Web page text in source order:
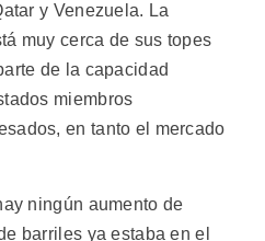
y Venezuela. La
muy cerca de sus topes
de la capacidad
miembros
en tanto el mercado
ningún aumento de
barriles ya estaba en el